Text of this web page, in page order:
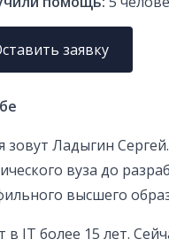
заявку
зовут Ладыгин
вуза до
высшего
в IT более 15 лет.